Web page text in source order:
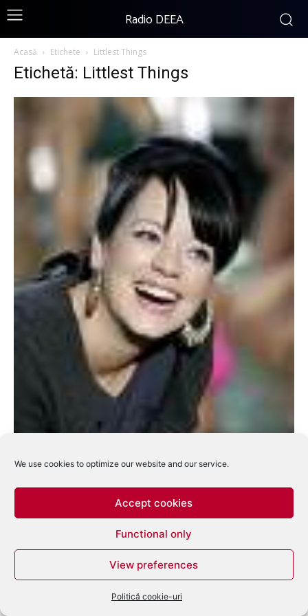
We use cookies to optimize our website and our service.
Accept cookies
Functional only
View preferences
Politică cookie-uri
Radio DEEA
Acasă Etichete Littlest Things
Etichetă: Littlest Things
La 22 de ani, Lily Allen se gandeste la
retragere
noiembrie 28, 2007